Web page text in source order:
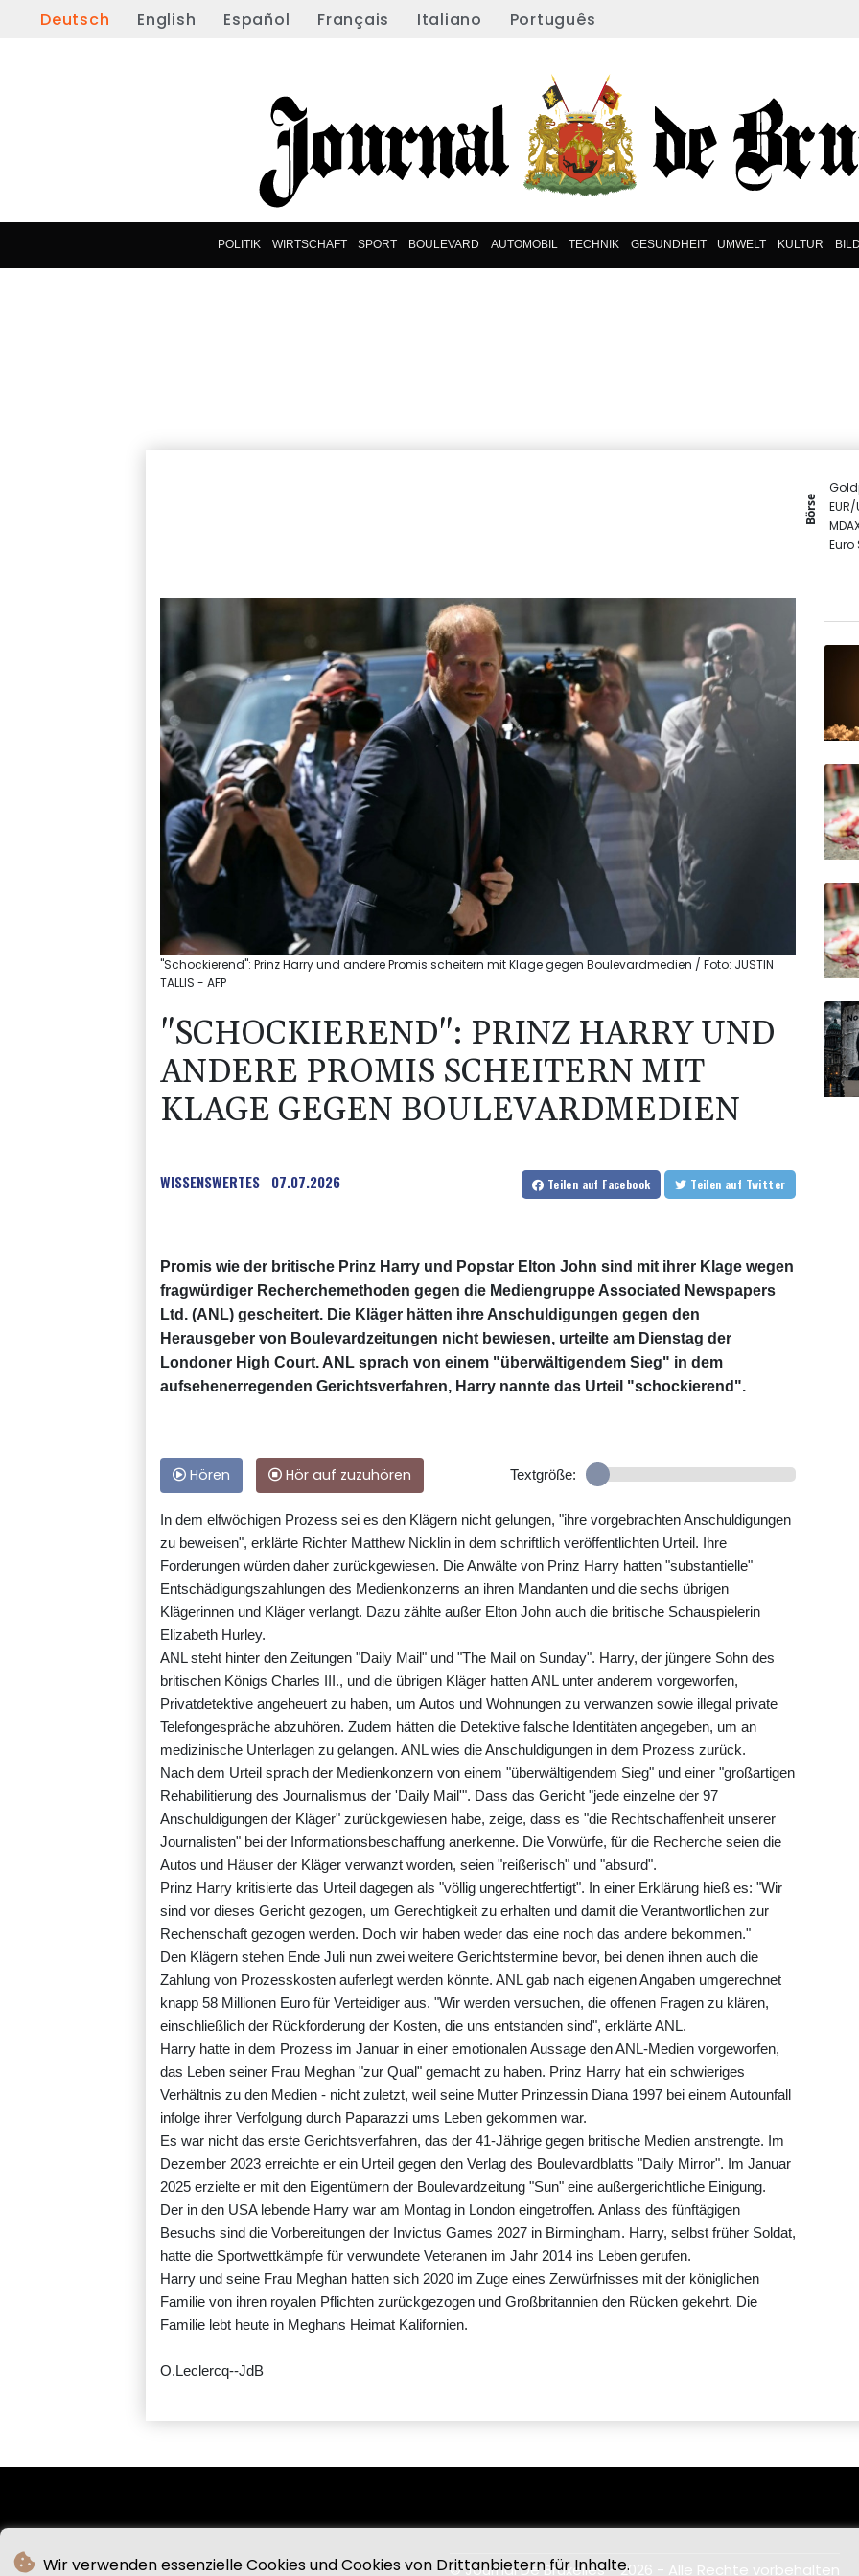
Wir verwenden essenzielle Cookies und Cookies von Drittanbietern für Inhalte.
Deutsch English Español Français Italiano Português
POLITIK WIRTSCHAFT SPORT BOULEVARD AUTOMOBIL TECHNIK GESUNDHEIT UMWELT KULTUR
Börse
EUR/
Euro
"Schockierend": Prinz Harry und andere Promis scheitern mit Klage gegen Boulevardmedien / Foto: JUSTIN
TALLIS - AFP
"SCHOCKIEREND": PRINZ HARRY UND
ANDERE PROMIS SCHEITERN MIT
KLAGE GEGEN BOULEVARDMEDIEN
WISSENSWERTES 07.07.2026 Teilen auf Facebook Teilen auf Twitter
Promis wie der britische Prinz Harry und Popstar Elton John sind mit ihrer Klage wegen
fragwürdiger Recherchemethoden gegen die Mediengruppe Associated Newspapers
Ltd. (ANL) gescheitert. Die Kläger hätten ihre Anschuldigungen gegen den
Herausgeber von Boulevardzeitungen nicht bewiesen, urteilte am Dienstag der
Londoner High Court. ANL sprach von einem "überwältigendem Sieg" in dem
aufsehenerregenden Gerichtsverfahren, Harry nannte das Urteil "schockierend".
Hören Hör auf zuzuhören Textgröße:
In dem elfwöchigen Prozess sei es den Klägern nicht gelungen, "ihre vorgebrachten Anschuldigungen
zu beweisen", erklärte Richter Matthew Nicklin in dem schriftlich veröffentlichten Urteil. Ihre
Forderungen würden daher zurückgewiesen. Die Anwälte von Prinz Harry hatten "substantielle"
Entschädigungszahlungen des Medienkonzerns an ihren Mandanten und die sechs übrigen
Klägerinnen und Kläger verlangt. Dazu zählte außer Elton John auch die britische Schauspielerin
Elizabeth Hurley.
ANL steht hinter den Zeitungen "Daily Mail" und "The Mail on Sunday". Harry, der jüngere Sohn des
britischen Königs Charles III., und die übrigen Kläger hatten ANL unter anderem vorgeworfen,
Privatdetektive angeheuert zu haben, um Autos und Wohnungen zu verwanzen sowie illegal private
Telefongespräche abzuhören. Zudem hätten die Detektive falsche Identitäten angegeben, um an
medizinische Unterlagen zu gelangen. ANL wies die Anschuldigungen in dem Prozess zurück.
Nach dem Urteil sprach der Medienkonzern von einem "überwältigendem Sieg" und einer "großartigen
Rehabilitierung des Journalismus der 'Daily Mail'". Dass das Gericht "jede einzelne der 97
Anschuldigungen der Kläger" zurückgewiesen habe, zeige, dass es "die Rechtschaffenheit unserer
Journalisten" bei der Informationsbeschaffung anerkenne. Die Vorwürfe, für die Recherche seien die
Autos und Häuser der Kläger verwanzt worden, seien "reißerisch" und "absurd".
Prinz Harry kritisierte das Urteil dagegen als "völlig ungerechtfertigt". In einer Erklärung hieß es: "Wir
sind vor dieses Gericht gezogen, um Gerechtigkeit zu erhalten und damit die Verantwortlichen zur
Rechenschaft gezogen werden. Doch wir haben weder das eine noch das andere bekommen."
Den Klägern stehen Ende Juli nun zwei weitere Gerichtstermine bevor, bei denen ihnen auch die
Zahlung von Prozesskosten auferlegt werden könnte. ANL gab nach eigenen Angaben umgerechnet
knapp 58 Millionen Euro für Verteidiger aus. "Wir werden versuchen, die offenen Fragen zu klären,
einschließlich der Rückforderung der Kosten, die uns entstanden sind", erklärte ANL.
Harry hatte in dem Prozess im Januar in einer emotionalen Aussage den ANL-Medien vorgeworfen,
das Leben seiner Frau Meghan "zur Qual" gemacht zu haben. Prinz Harry hat ein schwieriges
Verhältnis zu den Medien - nicht zuletzt, weil seine Mutter Prinzessin Diana 1997 bei einem Autounfall
infolge ihrer Verfolgung durch Paparazzi ums Leben gekommen war.
Es war nicht das erste Gerichtsverfahren, das der 41-Jährige gegen britische Medien anstrengte. Im
Dezember 2023 erreichte er ein Urteil gegen den Verlag des Boulevardblatts "Daily Mirror". Im Januar
2025 erzielte er mit den Eigentümern der Boulevardzeitung "Sun" eine außergerichtliche Einigung.
Der in den USA lebende Harry war am Montag in London eingetroffen. Anlass des fünftägigen
Besuchs sind die Vorbereitungen der Invictus Games 2027 in Birmingham. Harry, selbst früher Soldat,
hatte die Sportwettkämpfe für verwundete Veteranen im Jahr 2014 ins Leben gerufen.
Harry und seine Frau Meghan hatten sich 2020 im Zuge eines Zerwürfnisses mit der königlichen
Familie von ihren royalen Pflichten zurückgezogen und Großbritannien den Rücken gekehrt. Die
Familie lebt heute in Meghans Heimat Kalifornien.
O.Leclercq--JdB
© Journal De Bruxelles - 2026 - Alle Rechte vorbehalten